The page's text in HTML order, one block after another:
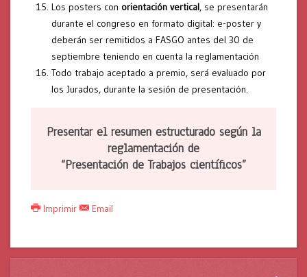
Los posters con orientación vertical, se presentarán
durante el congreso en formato digital: e-poster y
deberán ser remitidos a FASGO antes del 30 de
septiembre teniendo en cuenta la reglamentación
Todo trabajo aceptado a premio, será evaluado por
los Jurados, durante la sesión de presentación.
Presentar el resumen estructurado según la
reglamentación de
“Presentación de Trabajos científicos”
Imprimir Email